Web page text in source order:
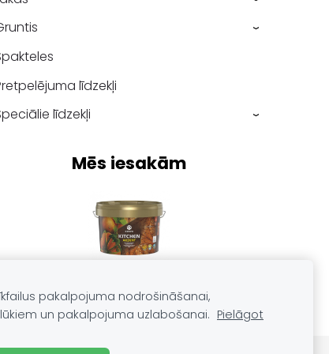
›
līdzekļi
līdzekļi
›
Mēs iesakām
pakalpojuma nodrošināšanai,
un pakalpojuma uzlabošanai. Pielāgot